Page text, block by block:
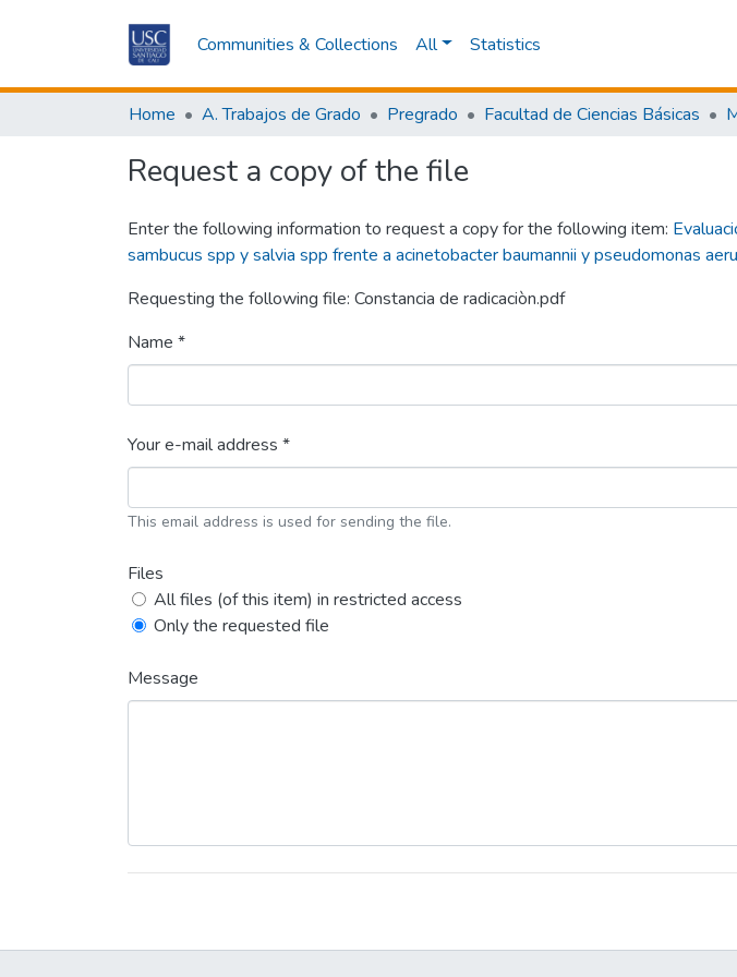
Communities & Collections All Statistics
Home A. Trabajos de Grado Pregrado Facultad de Ciencias Básicas
Request a copy of the file
Enter the following information to request a copy for the following item:
sambucus spp y salvia spp frente a acinetobacter baumannii y pseudomonas
Requesting the following file: Constancia de radicaciòn.pdf
Name *
Your e-mail address *
This email address is used for sending the file.
Files
All files (of this item) in restricted access
Only the requested file
Message